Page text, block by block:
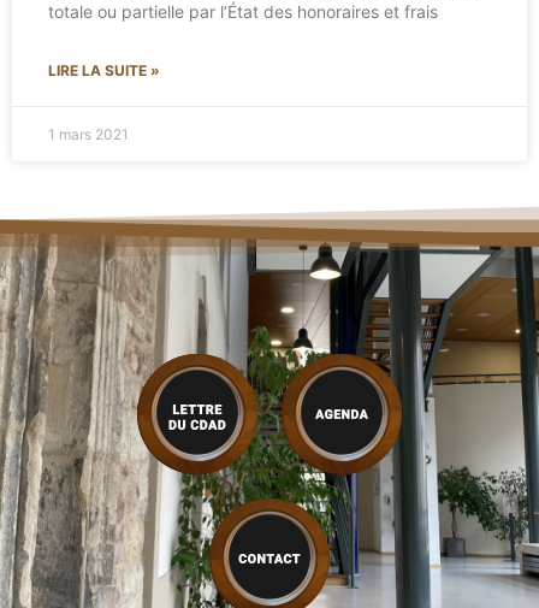
totale ou partielle par l’État des honoraires et frais
LIRE LA SUITE »
1 mars 2021